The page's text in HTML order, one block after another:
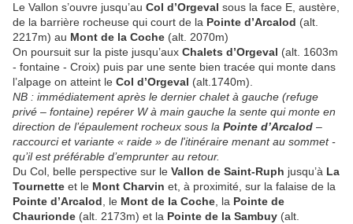
Le Vallon s’ouvre jusqu’au Col d’Orgeval sous la face E, austère,
de la barrière rocheuse qui court de la Pointe d’Arcalod (alt.
2217m) au Mont de la Coche (alt. 2070m)
On poursuit sur la piste jusqu’aux Chalets d’Orgeval (alt. 1603m
- fontaine - Croix) puis par une sente bien tracée qui monte dans
l’alpage on atteint le Col d’Orgeval (alt.1740m).
NB : immédiatement après le dernier chalet à gauche (refuge
privé – fontaine) repérer W à main gauche la sente qui monte en
direction de l’épaulement rocheux sous la Pointe d’Arcalod –
raccourci et variante « raide » de l'itinéraire menant au sommet -
qu’il est préférable d’emprunter au retour.
Du Col, belle perspective sur le Vallon de Saint-Ruph jusqu’à La
Tournette et le Mont Charvin et, à proximité, sur la falaise de la
Pointe d’Arcalod , le Mont de la Coche , la Pointe de
Chaurionde (alt. 2173m) et la Pointe de la Sambuy (alt.